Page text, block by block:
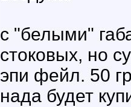
с "белыми"
стоковых, но
эпи фейл. 50
нада будет